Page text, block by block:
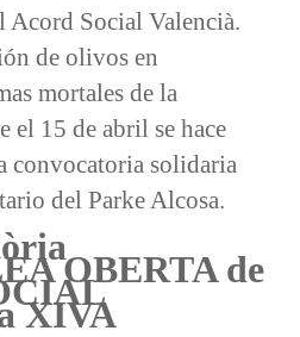
Acord Social Valencià.
de olivos en
mortales de la
el 15 de abril se hace
convocatoria solidaria
del Parke Alcosa.
OBERTA de
XIVA